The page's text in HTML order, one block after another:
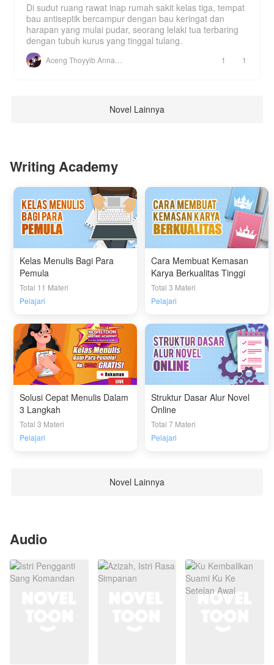
Di sudut ruang rawat inap rumah sakit kelas tiga, tempat
bau antiseptik bercampur dengan bau keringat dan
harapan yang mulai pudar, seorang lelaki tua terbaring
dengan tubuh kurus yang tinggal tulang.
1 1
Novel Lainnya
Writing Academy
Kelas Menulis Bagi Para
Pemula
Total 11 Materi
Pelajari
Cara Membuat Kemasan
Karya Berkualitas Tinggi
Total 3 Materi
Pelajari
Solusi Cepat Menulis Dalam
3 Langkah
Total 3 Materi
Pelajari
Struktur Dasar Alur Novel
Online
Total 7 Materi
Pelajari
Novel Lainnya
Audio